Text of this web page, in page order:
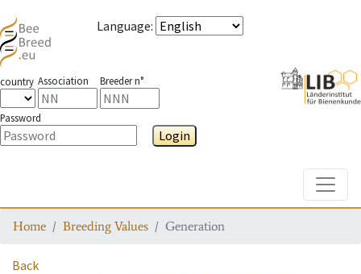
Language:
country Association Breeder n°
Password
Login
Home Breeding Values Generation
Back